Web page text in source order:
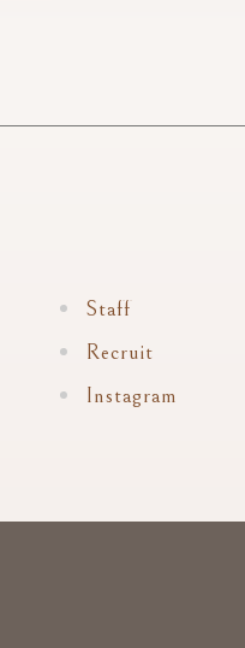
Staff
Recruit
Instagram